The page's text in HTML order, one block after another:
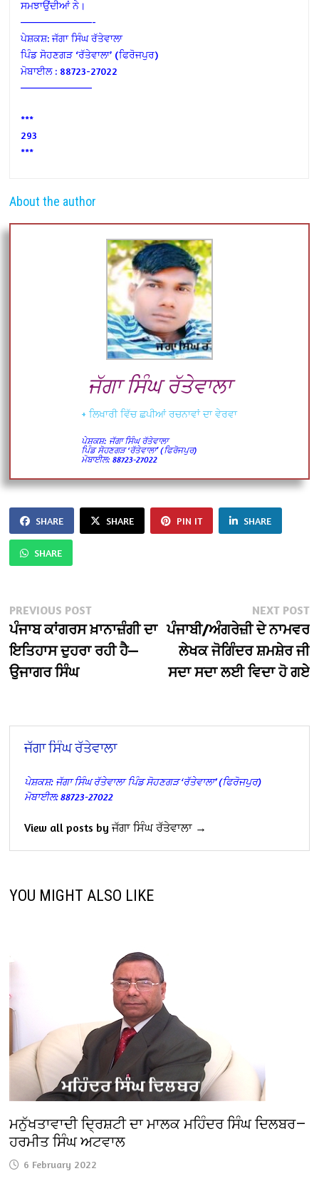
ਸਮਝਾਉਂਦੀਆਂ ਨੇ।
——————————-
ਪੇਸ਼ਕਸ਼: ਜੱਗਾ ਸਿੰਘ ਰੱਤੇਵਾਲਾ
ਪਿੰਡ ਸੋਹਣਗੜ ‘ਰੱਤੇਵਾਲਾ’ (ਫਿਰੋਜਪੁਰ)
ਮੋਬਾਈਲ : 88723-27022
——————————
***
293
***
About the author
ਜੱਗਾ ਸਿੰਘ ਰੱਤੇਵਾਲਾ
+ ਲਿਖਾਰੀ ਵਿੱਚ ਛਪੀਆਂ ਰਚਨਾਵਾਂ ਦਾ ਵੇਰਵਾ
ਪੇਸ਼ਕਸ਼: ਜੱਗਾ ਸਿੰਘ ਰੱਤੇਵਾਲਾ
ਪਿੰਡ ਸੋਹਣਗੜ ‘ਰੱਤੇਵਾਲਾ’ (ਫਿਰੋਜਪੁਰ)
ਮੋਬਾਈਲ: 88723-27022
SHARE SHARE PIN IT SHARE
SHARE
Post
navigation
PREVIOUS POSTPrevious
post:
ਪੰਜਾਬ ਕਾਂਗਰਸ ਖ਼ਾਨਾਜ਼ੰਗੀ ਦਾ
ਇਤਿਹਾਸ ਦੁਹਰਾ ਰਹੀ ਹੈ—
ਉਜਾਗਰ ਸਿੰਘ
NEXT POST
ਪੰਜਾਬੀ/ਅੰਗਰੇਜ਼ੀ ਦੇ ਨਾਮਵਰ
ਲੇਖਕ ਜੋਗਿੰਦਰ ਸ਼ਮਸ਼ੇਰ ਜੀ
ਸਦਾ ਸਦਾ ਲਈ ਵਿਦਾ ਹੋ ਗਏ
ਜੱਗਾ ਸਿੰਘ ਰੱਤੇਵਾਲਾ
ਪੇਸ਼ਕਸ਼: ਜੱਗਾ ਸਿੰਘ ਰੱਤੇਵਾਲਾ ਪਿੰਡ ਸੋਹਣਗੜ ‘ਰੱਤੇਵਾਲਾ’ (ਫਿਰੋਜਪੁਰ)
ਮੋਬਾਈਲ: 88723-27022
View all posts by ਜੱਗਾ ਸਿੰਘ ਰੱਤੇਵਾਲਾ →
YOU MIGHT ALSO LIKE
ਮਨੁੱਖਤਾਵਾਦੀ ਦ੍ਰਿਸ਼ਟੀ ਦਾ ਮਾਲਕ ਮਹਿੰਦਰ ਸਿੰਘ ਦਿਲਬਰ—
ਹਰਮੀਤ ਸਿੰਘ ਅਟਵਾਲ
6 February 2022